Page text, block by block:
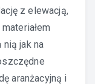
z elewacją,
jak na
aranżacyjną i